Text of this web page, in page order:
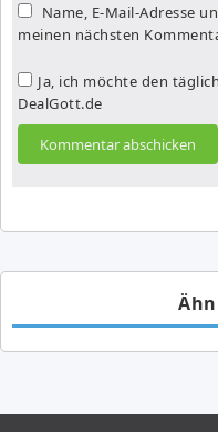
Name, E-Mail-Adresse
meinen nächsten
Ja, ich möchte den
DealGott.de